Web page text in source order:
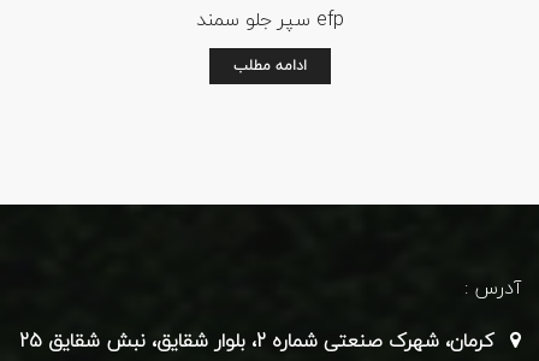
سپر جلو سمند efp
ادامه مطلب
آدرس :
کرمان، شهرک صنعتی شماره 2، بلوار شقایق، نبش شقایق 25